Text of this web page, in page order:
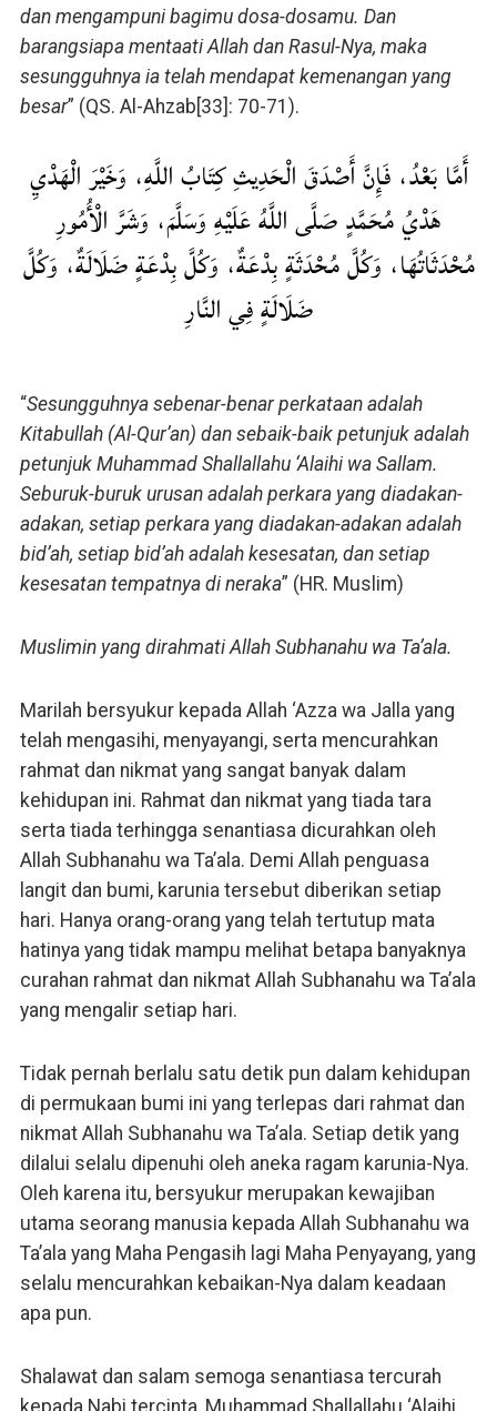
dan mengampuni bagimu dosa-dosamu. Dan
barangsiapa mentaati Allah dan Rasul-Nya, maka
sesungguhnya ia telah mendapat kemenangan yang
besar” (QS. Al-Ahzab[33]: 70-71).
أَمَّا بَعْدُ، فَإِنَّ أَصْدَقَ الْحَدِيثِ كِتَابُ اللَّهِ، وَخَيْرَ الْهَدْيِ
هَدْيُ مُحَمَّدٍ صَلَّى اللَّهُ عَلَيْهِ وَسَلَّمَ، وَشَرَّ الْأُمُورِ
مُحْدَثَاتُهَا، وَكُلَّ مُحْدَثَةٍ بِدْعَةٌ، وَكُلَّ بِدْعَةٍ ضَلَالَةٌ، وَكُلَّ
ضَلَالَةٍ فِي النَّارِ
“Sesungguhnya sebenar-benar perkataan adalah
Kitabullah (Al-Qur’an) dan sebaik-baik petunjuk adalah
petunjuk Muhammad Shallallahu ‘Alaihi wa Sallam.
Seburuk-buruk urusan adalah perkara yang diadakan-
adakan, setiap perkara yang diadakan-adakan adalah
bid’ah, setiap bid’ah adalah kesesatan, dan setiap
kesesatan tempatnya di neraka” (HR. Muslim)
Muslimin yang dirahmati Allah Subhanahu wa Ta’ala.
Marilah bersyukur kepada Allah ‘Azza wa Jalla yang
telah mengasihi, menyayangi, serta mencurahkan
rahmat dan nikmat yang sangat banyak dalam
kehidupan ini. Rahmat dan nikmat yang tiada tara
serta tiada terhingga senantiasa dicurahkan oleh
Allah Subhanahu wa Ta’ala. Demi Allah penguasa
langit dan bumi, karunia tersebut diberikan setiap
hari. Hanya orang-orang yang telah tertutup mata
hatinya yang tidak mampu melihat betapa banyaknya
curahan rahmat dan nikmat Allah Subhanahu wa Ta’ala
yang mengalir setiap hari.
Tidak pernah berlalu satu detik pun dalam kehidupan
di permukaan bumi ini yang terlepas dari rahmat dan
nikmat Allah Subhanahu wa Ta’ala. Setiap detik yang
dilalui selalu dipenuhi oleh aneka ragam karunia-Nya.
Oleh karena itu, bersyukur merupakan kewajiban
utama seorang manusia kepada Allah Subhanahu wa
Ta’ala yang Maha Pengasih lagi Maha Penyayang, yang
selalu mencurahkan kebaikan-Nya dalam keadaan
apa pun.
Shalawat dan salam semoga senantiasa tercurah
kepada Nabi tercinta, Muhammad Shallallahu ‘Alaihi